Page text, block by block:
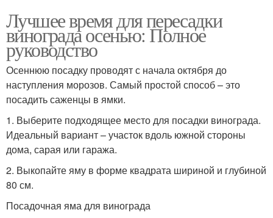
Лучшее время для пересадки
винограда осенью: Полное
руководство
Осеннюю посадку проводят с начала октября до
наступления морозов. Самый простой способ – это
посадить саженцы в ямки.
1. Выберите подходящее место для посадки винограда.
Идеальный вариант – участок вдоль южной стороны
дома, сарая или гаража.
2. Выкопайте яму в форме квадрата шириной и глубиной
80 см.
Посадочная яма для винограда